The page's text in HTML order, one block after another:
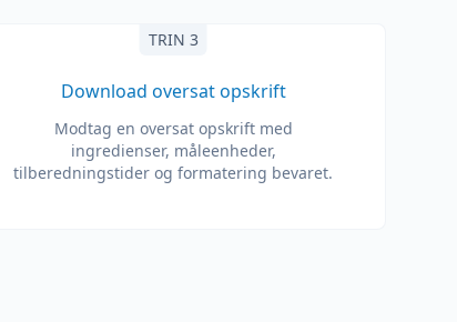
TRIN 3
Download oversat opskrift
Modtag en oversat opskrift med
ingredienser, måleenheder,
tilberedningstider og formatering bevaret.